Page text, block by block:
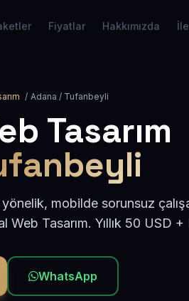
Fiyatlar Hakkımızda
/ Adana / Tufanbeyli
Tasarım
mobilde sorunsuz
Tasarım. Yıllık 50 USD +
WhatsApp